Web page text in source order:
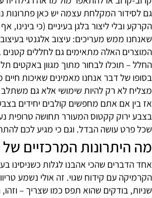
אמבט בוואקום
פריט שתמצאו כאן עומדת מחשבה
או להתאפר מול מראה רגילה יודע
מעריכים: עיצוב אלגנטי בעיצוב
האלה מתאימים גם לחללים קטנים
לבחור מתוך מגוון באקטים תלויים
דבר אנחנו מאמינים שאיכות חיים
רק להיות שימושי אלא גם משתלב בצורה
קקטוס המעורר תחושה טרופית
עושה הבדל. וגם כי מגיע לכם להתחיל